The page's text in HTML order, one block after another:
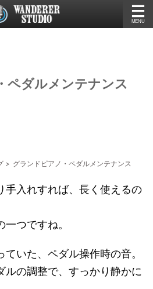
ペダルメンテナンス
> グランドピアノ・ペダルメンテナンス
手入れすれば、長く使えるの
つですね。
いた、ペダル操作時の音。
ルの調整で、すっかり静かに